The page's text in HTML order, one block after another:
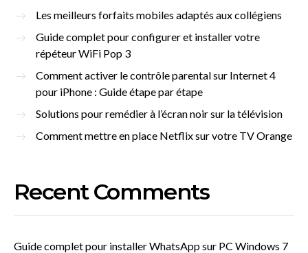
Les meilleurs forfaits mobiles adaptés aux collégiens
Guide complet pour configurer et installer votre
répéteur WiFi Pop 3
Comment activer le contrôle parental sur Internet 4
pour iPhone : Guide étape par étape
Solutions pour remédier à l’écran noir sur la télévision
Comment mettre en place Netflix sur votre TV Orange
Recent Comments
Guide complet pour installer WhatsApp sur PC Windows 7